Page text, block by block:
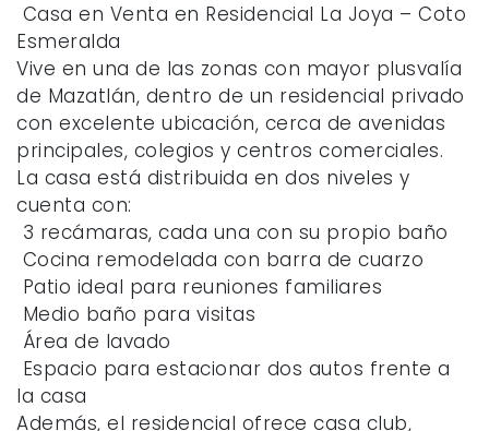
Casa en Venta en Residencial La Joya – Coto
Esmeralda
Vive en una de las zonas con mayor plusvalía
de Mazatlán, dentro de un residencial privado
con excelente ubicación, cerca de avenidas
principales, colegios y centros comerciales.
La casa está distribuida en dos niveles y
cuenta con:
3 recámaras, cada una con su propio baño
Cocina remodelada con barra de cuarzo
Patio ideal para reuniones familiares
Medio baño para visitas
Área de lavado
Espacio para estacionar dos autos frente a
la casa
Además, el residencial ofrece casa club,